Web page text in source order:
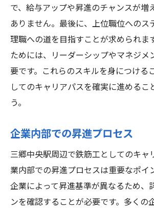
で、給与アップや昇進のチャンスが増
ありません。最後に、上位職位へのス
理職への道を目指すことが求められま
ためには、リーダーシップやマネジメ
要です。これらのスキルを身につける
してのキャリアパスを確実に進めるこ
う。
企業内部での昇進プロセス
三郷中央駅周辺で鉄筋工としてのキャ
業内部での昇進プロセスは重要なポイ
企業によって昇進基準が異なるため、
ンを確認することが必要です。多くの